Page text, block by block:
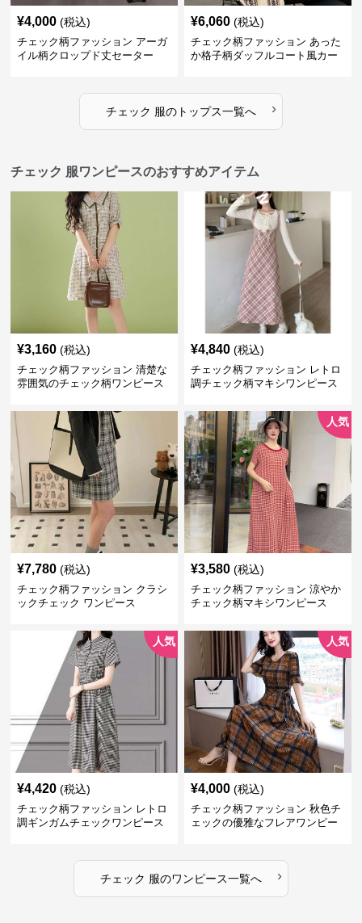
¥4,000 (税込)
チェック柄ファッション アーガ
イル柄クロップド丈セーター
¥6,060 (税込)
チェック柄ファッション あった
か格子柄ダッフルコート風カー
チェック 服のトップス一覧へ ›
チェック 服ワンピースのおすすめアイテム
¥3,160 (税込)
チェック柄ファッション 清楚な
雰囲気のチェック柄ワンピース
¥4,840 (税込)
チェック柄ファッション レトロ
調チェック柄マキシワンピース
¥7,780 (税込)
チェック柄ファッション クラシ
ックチェック ワンピース
人気
¥3,580 (税込)
チェック柄ファッション 涼やか
チェック柄マキシワンピース
人気
¥4,420 (税込)
チェック柄ファッション レトロ
調ギンガムチェックワンピース
人気
¥4,000 (税込)
チェック柄ファッション 秋色チ
ェックの優雅なフレアワンピー
チェック 服のワンピース一覧へ ›